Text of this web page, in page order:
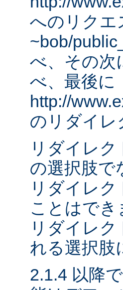
へのリクエ
~bob/
べ、その次
べ、最後に
http://
のリダイレ
リダイレ
の選択肢で
リダイレ
ことはで
リダイレ
れる選択肢
2.1.4 以降